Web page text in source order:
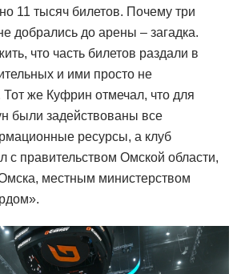
11 тысяч билетов. Почему три
добрались до арены – загадка.
что часть билетов раздали в
и ими просто не
Тот же Куфрин отмечал, что для
были задействованы все
ресурсы, а клуб
с правительством Омской области,
местным министерством